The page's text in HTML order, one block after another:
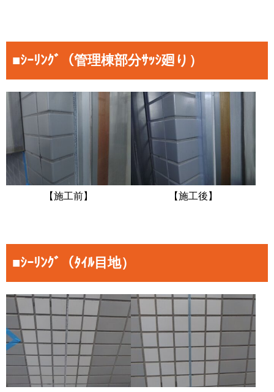
■ｼｰﾘﾝｸﾞ（管理棟部分ｻｯｼ廻り）
【施工前】 【施工後】
■ｼｰﾘﾝｸﾞ（ﾀｲﾙ目地）